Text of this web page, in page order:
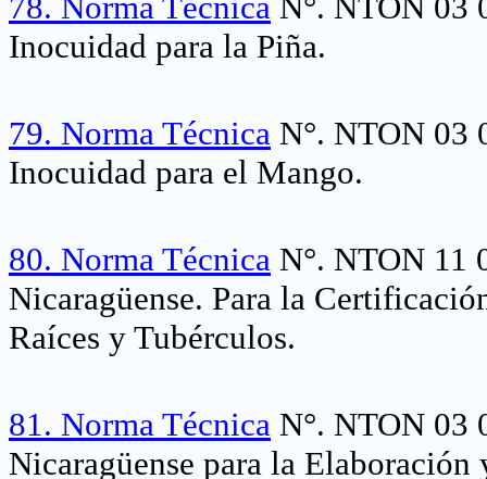
Inocuidad para la Piña.
79. Norma Técnica N°. NTON 03
Inocuidad para el Mango.
80. Norma Técnica N°. NTON 11
Nicaragüense. Para la
Raíces y Tubérculos.
81. Norma Técnica N°. NTON 03
Nicaragüense para la